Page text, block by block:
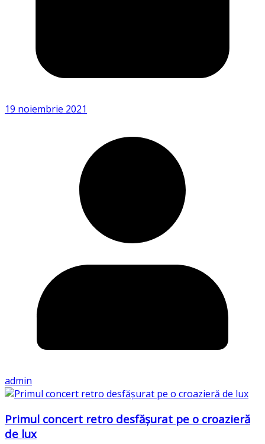
19 noiembrie 2021
admin
Primul concert retro desfășurat pe o croazieră
de lux